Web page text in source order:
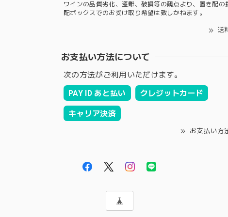
ワインの品質劣化、盗難、破損等の観点より、置き配の
配ボックスでのお受け取り希望は致しかねます。
送
お支払い方法について
次の方法がご利用いただけます。
PAY ID あと払い
クレジットカード
キャリア決済
お支払い方